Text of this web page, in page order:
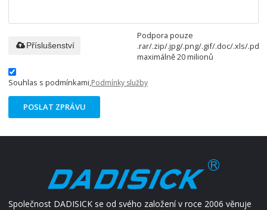
Podpora pouze
.rar/.zip/.jpg/.png/.gif/.doc/.xls/.pdf,
maximálně 20 milionů
Příslušenství
Souhlas s podmínkami,Podmínky služby
POSLAT ZPRÁVU
Společnost DADISICK se od svého založení v roce 2006 věnuje